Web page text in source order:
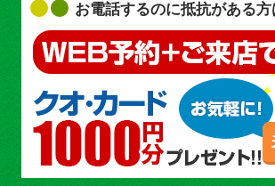
お電話するのに抵抗がある